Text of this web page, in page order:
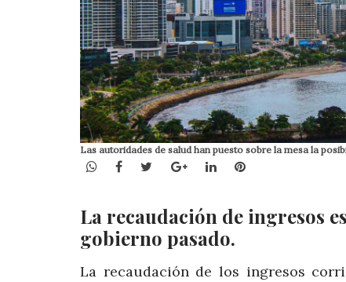
Las autoridades de salud han puesto sobre la mesa la
WhatsApp
Facebook
TwitterGoogle+LinkedInPinterest
La recaudación de ingresos
gobierno pasado.
La recaudación de los ingresos